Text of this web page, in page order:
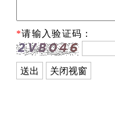
*请输入验证码：